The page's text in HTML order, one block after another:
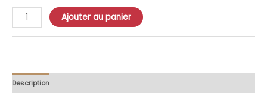
Ajouter au panier
Description